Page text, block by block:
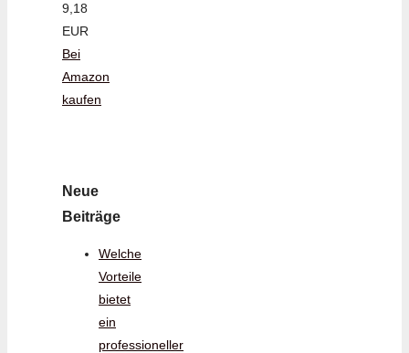
9,18
EUR
Bei
Amazon
kaufen
Neue
Beiträge
Welche
Vorteile
bietet
ein
professioneller